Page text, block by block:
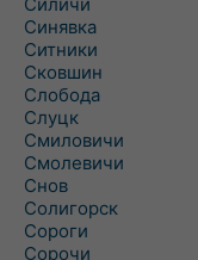
Синявка
Ситники
Сковшин
Слобода
Слуцк
Смиловичи
Смолевичи
Снов
Солигорск
Сороги
Сорочи